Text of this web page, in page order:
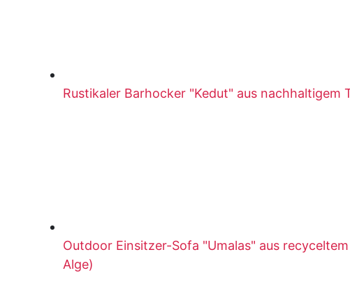
Rustikaler Barhocker "Kedut" aus nachhaltigem
Outdoor Einsitzer-Sofa "Umalas" aus
Alge)